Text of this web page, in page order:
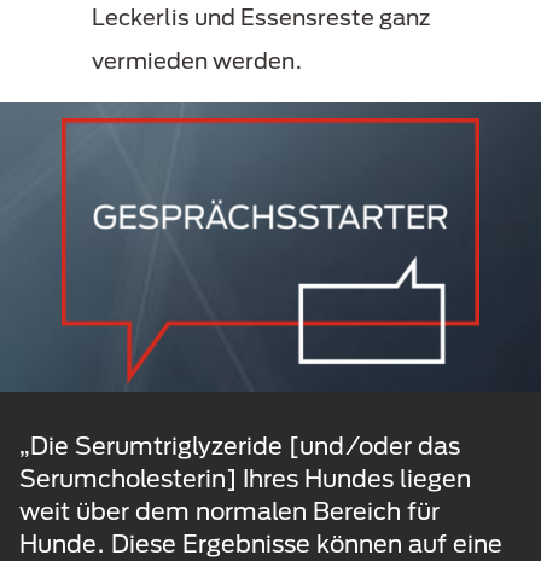
Leckerlis und Essensreste ganz
vermieden werden.
„Die Serumtriglyzeride [und/oder das
Serumcholesterin] Ihres Hundes liegen
weit über dem normalen Bereich für
Hunde. Diese Ergebnisse können auf eine